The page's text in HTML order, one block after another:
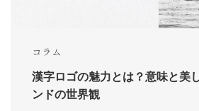
コラム
漢字ロゴの魅力とは？意味と美
ンドの世界観